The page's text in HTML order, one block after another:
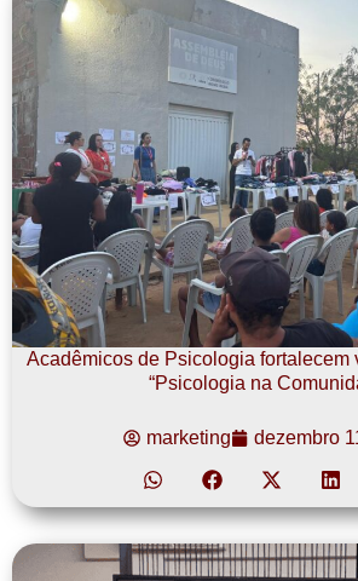
Acadêmicos de Psicologia fortalecem
“Psicologia na
marketing dezembro